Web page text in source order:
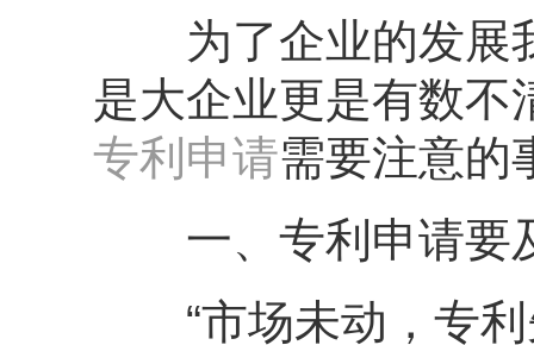
为了企业的发展我
是大企业更是有数不
专利申请需要注意的
一、专利申请要
“市场未动，专利